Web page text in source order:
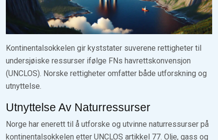
Kontinentalsokkelen gir kyststater suverene rettigheter til
undersjøiske ressurser ifølge FNs havrettskonvensjon
(UNCLOS). Norske rettigheter omfatter både utforskning og
utnyttelse.
Utnyttelse Av Naturressurser
Norge har enerett til å utforske og utvinne naturressurser på
kontinentalsokkelen etter UNCLOS artikkel 77. Olje, gass og